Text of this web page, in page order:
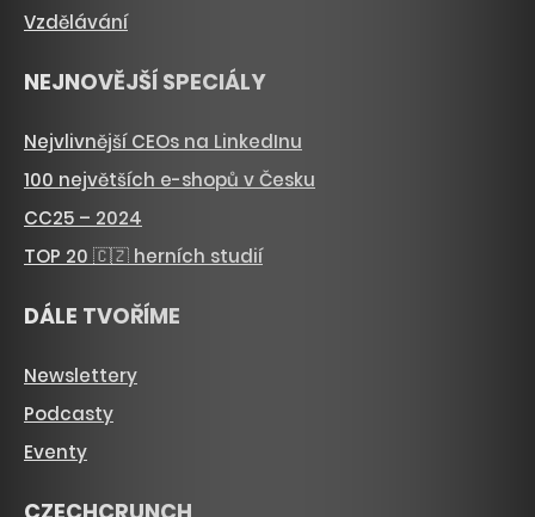
Vzdělávání
NEJNOVĚJŠÍ SPECIÁLY
Nejvlivnější CEOs na LinkedInu
100 největších e-shopů v Česku
CC25 – 2024
TOP 20 🇨🇿 herních studií
DÁLE TVOŘÍME
Newslettery
Podcasty
Eventy